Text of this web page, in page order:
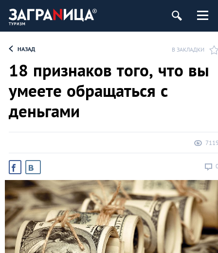
НАЗАД В ЗАКЛАДКИ
18 признаков того, что вы
умеете обращаться с
деньгами